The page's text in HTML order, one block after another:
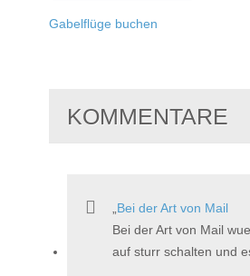
Gabelflüge buchen
KOMMENTARE
Bei der Art von Mail
Bei der Art von Mail
auf sturr schalten und